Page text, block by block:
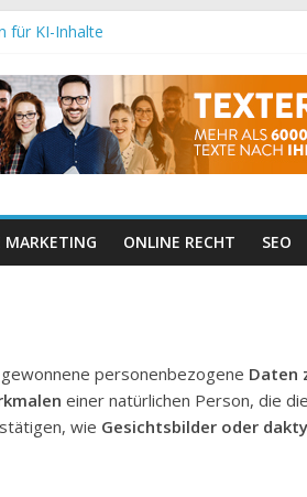
für KI-Inhalte
Funktion
für Websitebetreiber
MARKETING ONLINE RECHT SEO
personenbezogene Daten
einer natürlichen Person, die
wie Gesichtsbilder oder